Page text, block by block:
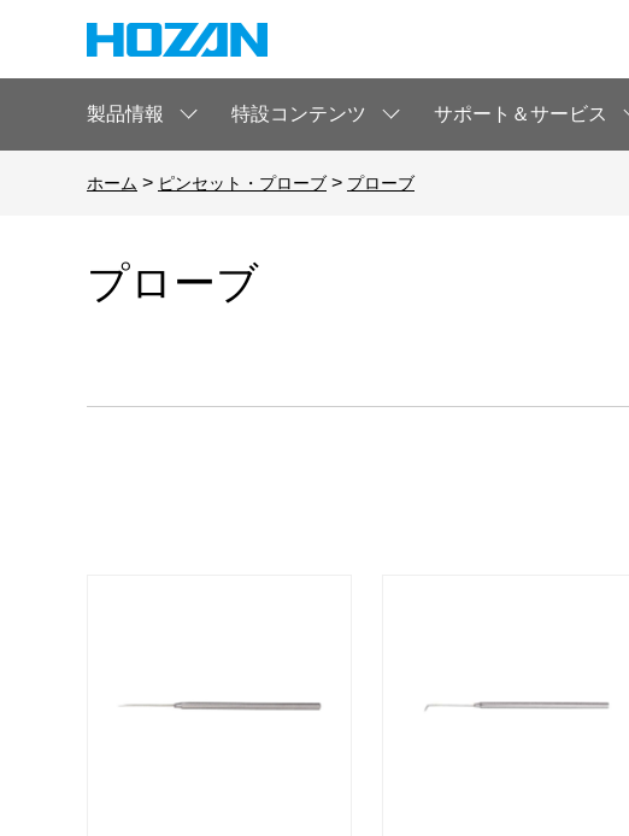
製品情報 特設コンテンツ サポート＆サービス
ホーム > ピンセット・プローブ > プローブ
プローブ